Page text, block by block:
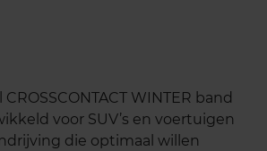
WINTER band
voor SUV’s en voertuigen
die optimaal willen